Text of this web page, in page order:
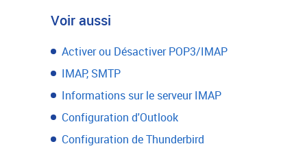
Voir aussi
Activer ou Désactiver POP3/IMAP
IMAP, SMTP
Informations sur le serveur IMAP
Configuration d'Outlook
Configuration de Thunderbird